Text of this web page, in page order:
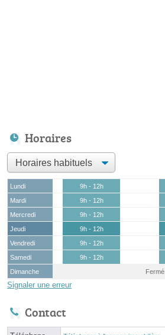
Horaires
Lundi 9h - 12h
Mardi
9h - 12h
Mercredi
9h - 12h
Jeudi
9h - 12h
Vendredi
9h - 12h
Samedi
9h - 12h
Dimanche
Fermé
Signaler une erreur
Contact